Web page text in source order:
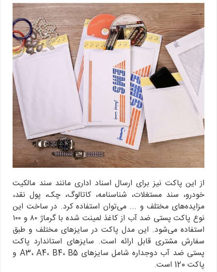
از این پاکت نیز برای ارسال اسناد اداری مانند سند مالکیت
خودرو، سند مستغلات، شناسنامه، کاتالوگ، چک، پول نقد،
مزایده‌های مختلف و ... می‌توان استفاده کرد. در ساخت این
نوع پاکت پستی ضد آب از کاغذ لمینت شده با گرماژ ۸۰ و ۱۰۰
استفاده می‌شود. این مدل پاکت در سایزهای مختلف و طبق
سفارش مشتری قابل ارائه است. سایزهای استاندارد پاکت
پستی ضد آب دوجداره شامل سایزهای A3، A4، B4، B5 و
پاکت 120 است.